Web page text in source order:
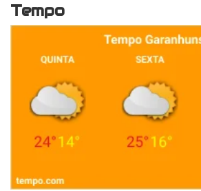
Tempo